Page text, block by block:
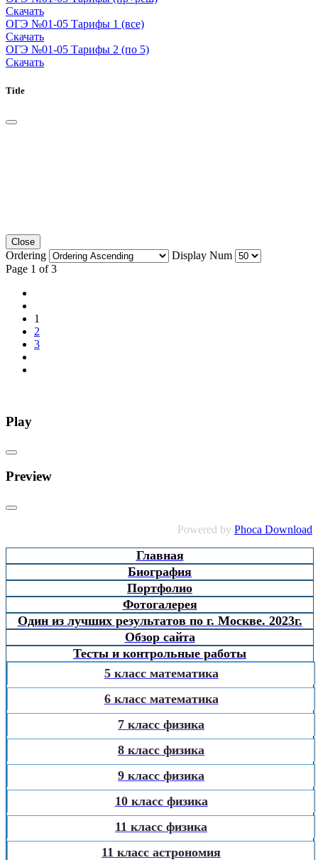
Скачать
ОГЭ №01-05 Тарифы 1 (все)
Скачать
ОГЭ №01-05 Тарифы 2 (по 5)
Скачать
Title
Close
Ordering
Display Num
Page 1 of 3
1
2
3
Play
Preview
Powered by Phoca Download
Главная
Биография
Портфолио
Фотогалерея
Один из лучших результатов по г. Москве. 2023г.
Обзор сайта
Тесты и контрольные работы
5 класс математика
6 класс математика
7 класс физика
8 класс физика
9 класс физика
10 класс физика
11 класс физика
11 класс астрономия